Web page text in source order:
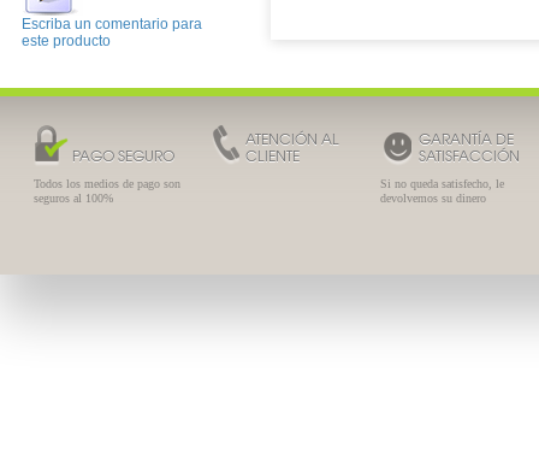
Escriba un comentario para
este producto
PAGO SEGURO
Todos los medios de pago son
seguros al 100%
ATENCIÓN AL
CLIENTE
GARANTÍA DE
SATISFACCIÓN
Si no queda satisfecho, le
devolvemos su dinero